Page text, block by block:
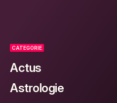
CATEGORIE
Actus
Astrologie